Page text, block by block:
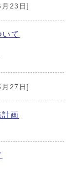
23日]
て
27日]
画